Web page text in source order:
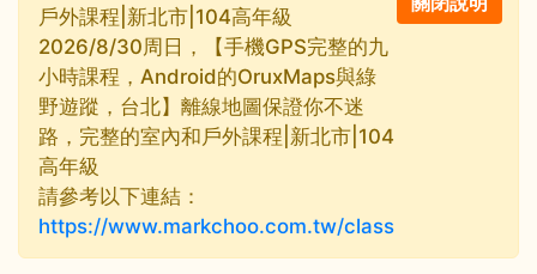
戶外課程|新北市|104高年級
2026/8/30周日，【手機GPS完整的九
小時課程，Android的OruxMaps與綠
野遊蹤，台北】離線地圖保證你不迷
路，完整的室內和戶外課程|新北市|104
高年級
請參考以下連結：
https://www.markchoo.com.tw/class